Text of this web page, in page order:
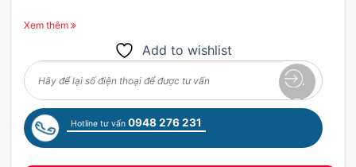
Xem thêm
Add to wishlist
Hotline tư vấn 0948 276 231